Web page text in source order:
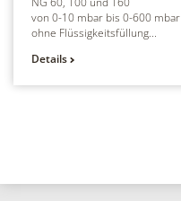
von 0-10 mbar bis 0-600 mbar
ohne Flüssigkeitsfüllung...
Details